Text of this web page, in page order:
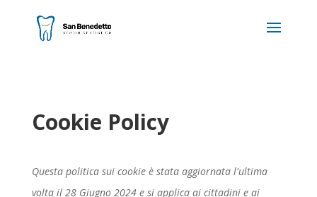
Cookie Policy
Questa politica sui cookie è stata aggiornata l'ultima
volta il 28 Giugno 2024 e si applica ai cittadini e ai